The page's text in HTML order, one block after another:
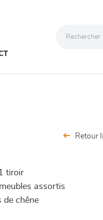
Retour
tiroir
assortis
de chêne